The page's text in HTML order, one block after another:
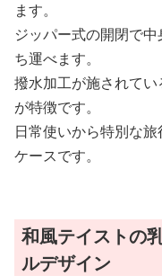
ます。
ジッパー式の開閉で
ち運べます。
撥水加工が施されて
が特徴です。
日常使いから特別な
ケースです。
和風テイストの
ルデザイン